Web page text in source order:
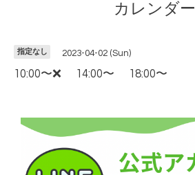
カレンダー
指定なし 2023-04-02 (Sun)
10:00〜❌ 14:00〜 18:00〜